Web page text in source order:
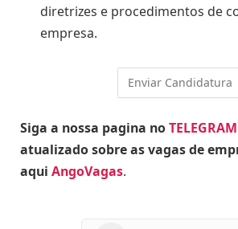
diretrizes e procedimentos de
empresa.
Siga a nossa pagina noTELEGRAM
atualizado sobre as vagas de
aqui AngoVagas.